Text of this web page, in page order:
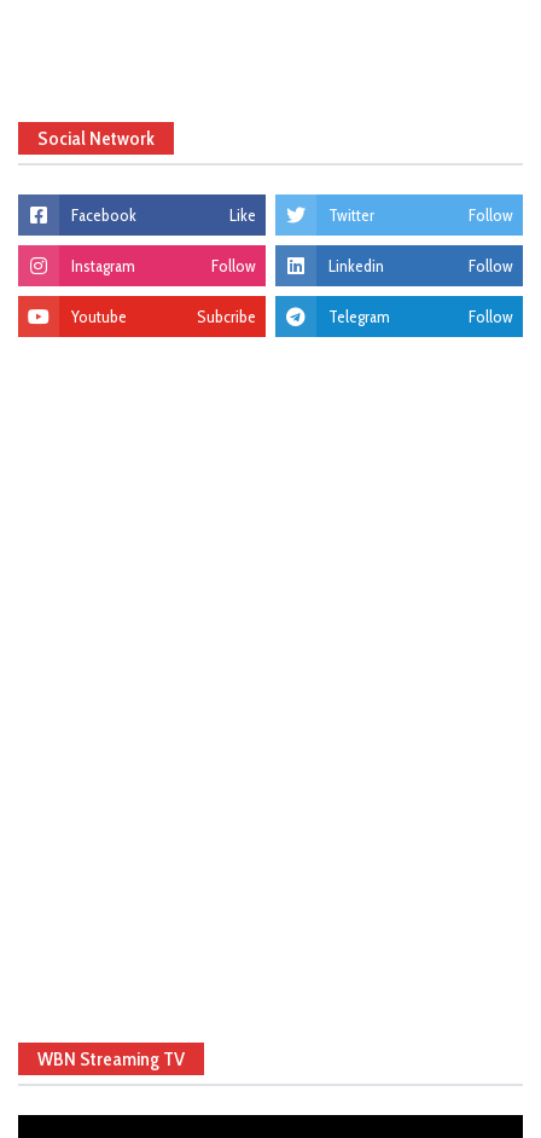
Social Network
Facebook Like Twitter Follow
Instagram Follow Linkedin Follow
Youtube Subcribe Telegram Follow
WBN Streaming TV